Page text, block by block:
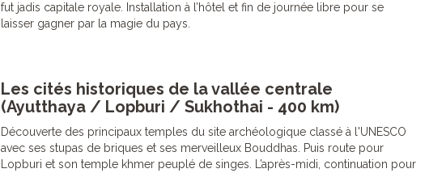
fut jadis capitale royale. Installation à l’hôtel et fin de journée libre pour se
laisser gagner par la magie du pays.
Les cités historiques de la vallée centrale
(Ayutthaya / Lopburi / Sukhothai - 400 km)
Découverte des principaux temples du site archéologique classé à l'UNESCO
avec ses stupas de briques et ses merveilleux Bouddhas. Puis route pour
Lopburi et son temple khmer peuplé de singes. L’après-midi, continuation pour